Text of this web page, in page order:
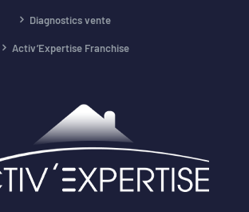
Diagnostics vente
Activ’Expertise Franchise